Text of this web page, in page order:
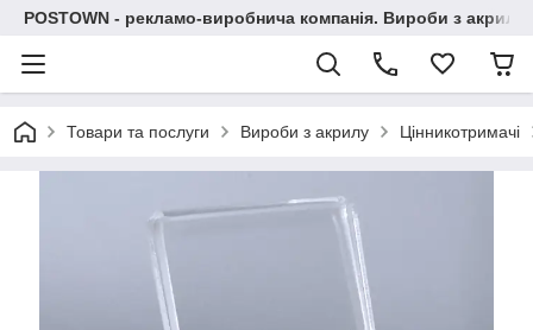
POSTOWN - рекламо-виробнича компанія. Вироби з
Товари та послуги Вироби з акрилу Цінникотримачі